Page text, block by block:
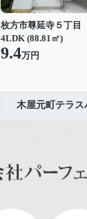
枚方市尊延寺５丁目
4LDK (88.81㎡)
9.4万円
木屋元町テラ